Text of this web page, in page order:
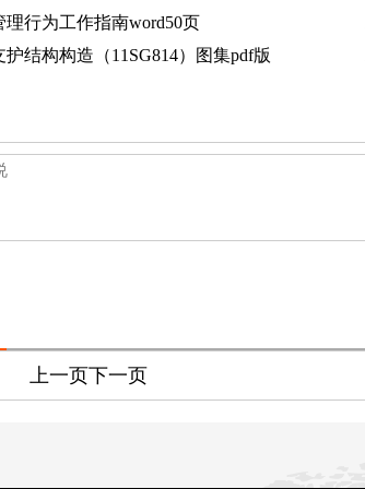
理行为工作指南word50页
结构构造（11SG814）图集pdf版
上一页下一页